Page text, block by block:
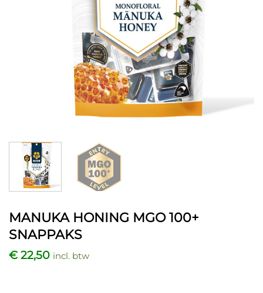
MANUKA HONING MGO 100+
SNAPPAKS
€22,50 incl. btw